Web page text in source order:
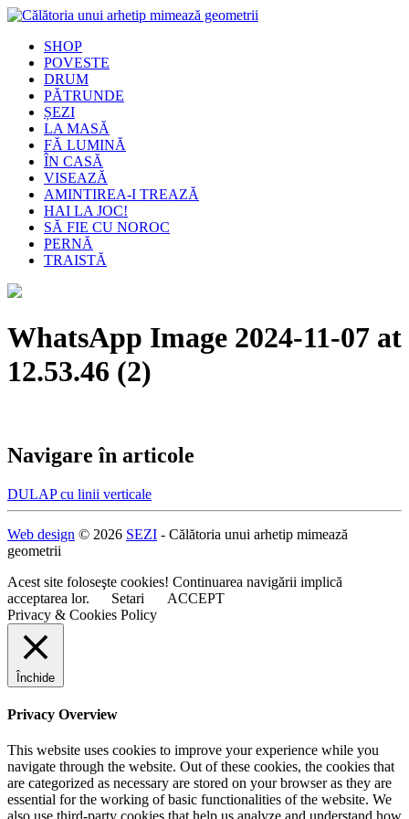
SHOP
POVESTE
DRUM
PĂTRUNDE
ȘEZI
LA MASĂ
FĂ LUMINĂ
ÎN CASĂ
VISEAZĂ
AMINTIREA-I TREAZĂ
HAI LA JOC!
SĂ FIE CU NOROC
PERNĂ
TRAISTĂ
WhatsApp Image 2024-11-07 at
12.53.46 (2)
Navigare în articole
DULAP cu linii verticale
Web design © 2026 SEZI - Călătoria unui arhetip mimează
geometrii
Acest site foloseşte cookies! Continuarea navigării implică
acceptarea lor.
Setari
ACCEPT
Privacy & Cookies Policy
Închide
Privacy Overview
This website uses cookies to improve your experience while you
navigate through the website. Out of these cookies, the cookies that
are categorized as necessary are stored on your browser as they are
essential for the working of basic functionalities of the website. We